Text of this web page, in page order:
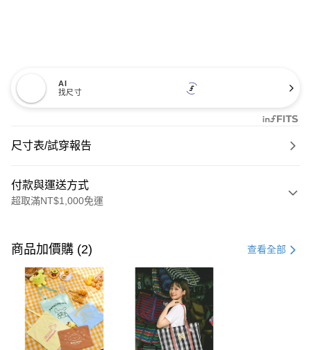
AI
找尺寸
尺寸表/試穿報告
付款與運送方式
超取滿NT$1,000免運
信用卡一次付款
購物金
超商取貨付款
LINE Pay
商品加價購 (2) 查看全部